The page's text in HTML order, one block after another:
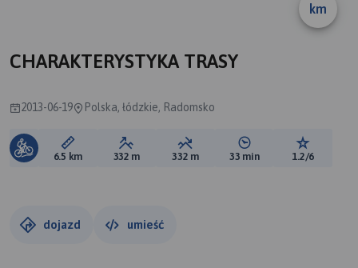
km
CHARAKTERYSTYKA TRASY
2013-06-19 Polska, łódzkie, Radomsko
Długość trasy:
6.5 km Suma przewyższeń:
332 m Suma spadków:
332 m Średni czas potrzebny
33 min Ocena
1.2/6
dojazd umieść